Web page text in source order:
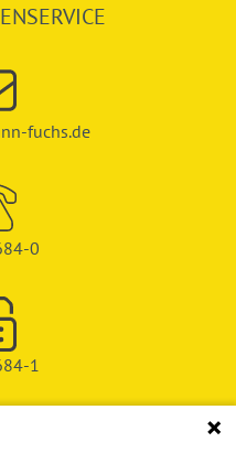
fuchs.de
0
1